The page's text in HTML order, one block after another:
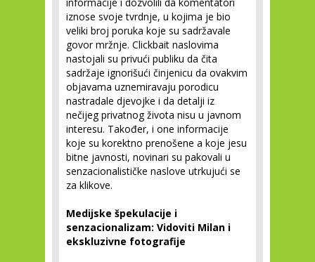
iznose svoje tvrdnje, u kojima je bio
veliki broj poruka koje su sadržavale
govor mržnje. Clickbait naslovima
nastojali su privući publiku da čita
sadržaje ignorišući činjenicu da ovakvim
objavama uznemiravaju porodicu
nastradale djevojke i da detalji iz
nečijeg privatnog života nisu u javnom
interesu. Također, i one informacije
koje su korektno prenošene a koje jesu
bitne javnosti, novinari su pakovali u
senzacionalističke naslove utrkujući se
za klikove.
Medijske špekulacije i
senzacionalizam: Vidoviti Milan i
ekskluzivne fotografije